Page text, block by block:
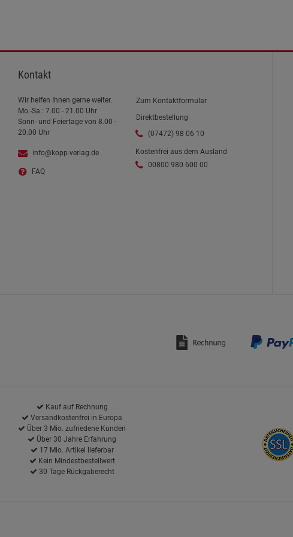
Kontakt
Wir helfen Ihnen gerne weiter.
Mo.-Sa.: 7.00 - 21.00 Uhr
Sonn- und Feiertage von 8.00 -
20.00 Uhr
info@kopp-verlag.de
FAQ
Zum Kontaktformular
Direktbestellung
(07472) 98 06 10
Kostenfrei aus dem Ausland
00800 980 600 00
Kauf auf Rechnung
Versandkostenfrei in Europa
Über 3 Mio. zufriedene Kunden
Über 30 Jahre Erfahrung
17 Mio. Artikel lieferbar
Kein Mindestbestellwert
30 Tage Rückgaberecht